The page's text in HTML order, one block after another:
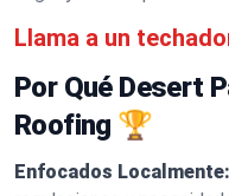
Llama a un
Por Qué Desert
Roofing 🏆
Enfocados Localmente: